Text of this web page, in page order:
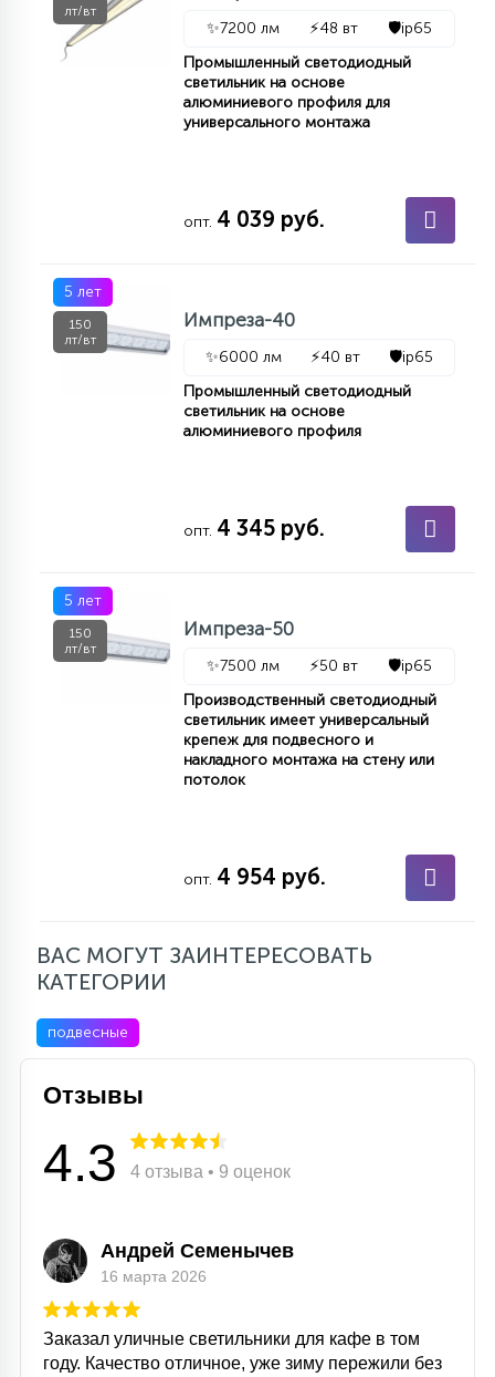
лт/вт
✨7200 лм ⚡48 вт 🛡️ip65
Промышленный светодиодный
светильник на основе
алюминиевого профиля для
универсального монтажа
опт. 4 039 руб.
5 лет
150
лт/вт
Импреза-40
✨6000 лм ⚡40 вт 🛡️ip65
Промышленный светодиодный
светильник на основе
алюминиевого профиля
опт. 4 345 руб.
5 лет
150
лт/вт
Импреза-50
✨7500 лм ⚡50 вт 🛡️ip65
Производственный светодиодный
светильник имеет универсальный
крепеж для подвесного и
накладного монтажа на стену или
потолок
опт. 4 954 руб.
ВАС МОГУТ ЗАИНТЕРЕСОВАТЬ
КАТЕГОРИИ
подвесные
Отзывы
4.3 4 отзыва • 9 оценок
Андрей Семенычев
16 марта 2026
Заказал уличные светильники для кафе в том
году. Качество отличное, уже зиму пережили без